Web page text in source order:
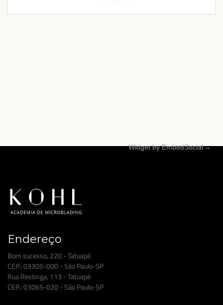
Widget by EmbedSocial→
Endereço
Bom sucesso, 220 - Tatuapé
CEP.: 03305-000 - São Paulo-SP
Rua Restinga, 113 - Tatuapé
CEP.: 03065-020 - São Paulo-SP